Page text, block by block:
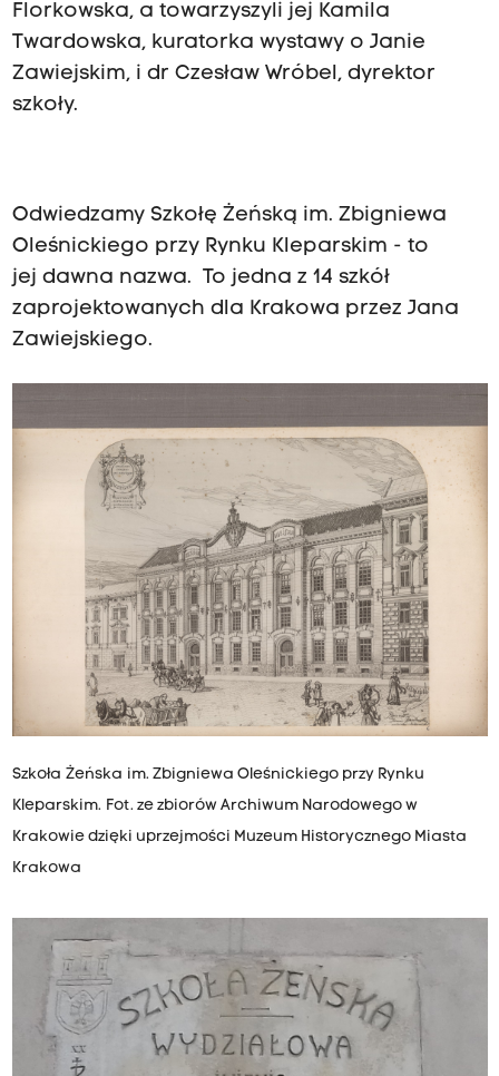
Florkowska, a towarzyszyli jej Kamila
Twardowska, kuratorka wystawy o Janie
Zawiejskim, i dr Czesław Wróbel, dyrektor
szkoły.
Odwiedzamy Szkołę Żeńską im. Zbigniewa
Oleśnickiego przy Rynku Kleparskim - to
jej dawna nazwa. To jedna z 14 szkół
zaprojektowanych dla Krakowa przez Jana
Zawiejskiego.
Szkoła Żeńska im. Zbigniewa Oleśnickiego przy Rynku
Kleparskim. Fot. ze zbiorów Archiwum Narodowego w
Krakowie dzięki uprzejmości Muzeum Historycznego Miasta
Krakowa